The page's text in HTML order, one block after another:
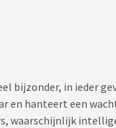
bijzonder, in ieder
en hanteert een
waarschijnlijk